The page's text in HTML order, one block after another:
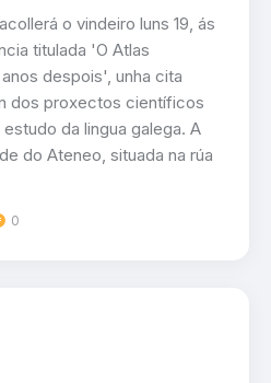
o vindeiro luns 19, ás
titulada 'O Atlas
despois', unha cita
dos proxectos científicos
da lingua galega. A
do Ateneo, situada na rúa
0